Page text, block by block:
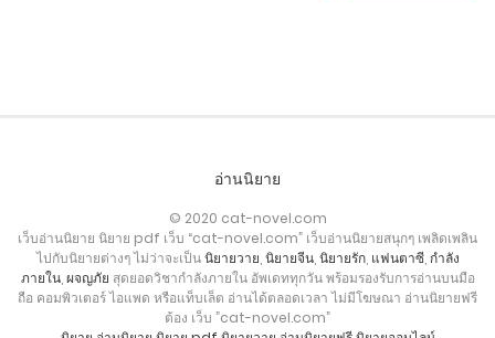
อ่านนิยาย
© 2020 cat-novel.com
เว็บอ่านนิยาย นิยาย pdf เว็บ “cat-novel.com” เว็บอ่านนิยายสนุกๆ เพลิดเพลิน
ไปกับนิยายต่างๆ ไม่ว่าจะเป็นนิยายวาย นิยายจีน, นิยายรัก, แฟนตาซี, กำลัง
ภายใน, ผจญภัย สุดยอดวิชากำลังภายใน อัพเดททุกวัน พร้อมรองรับการอ่านบนมือ
ถือ คอมพิวเตอร์ ไอแพด หรือแท็บเล็ต อ่านได้ตลอดเวลา ไม่มีโฆษณา อ่านนิยายฟรี
ต้อง เว็บ ”cat-novel.com”